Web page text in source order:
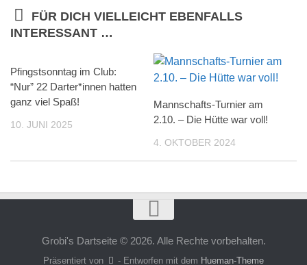
FÜR DICH VIELLEICHT EBENFALLS
INTERESSANT …
Pfingstsonntag im Club:
“Nur” 22 Darter*innen hatten
ganz viel Spaß!
10. JUNI 2025
Mannschafts-Turnier am
2.10. – Die Hütte war voll!
4. OKTOBER 2024
Grobi's Dartseite © 2026. Alle Rechte vorbehalten.
Präsentiert von - Entworfen mit dem Hueman-Theme